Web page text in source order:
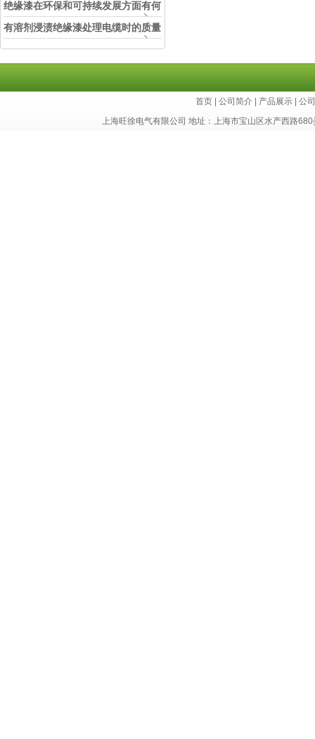
中的实际应用效果
绝缘漆在环保和可持续发展方面有何
考虑？
有溶剂浸渍绝缘漆处理电缆时的质量
和安全性考虑因素
首页 |公司简介 产品展示 |公
上海旺徐电气有限公司 地址：上海市宝山区水产西路